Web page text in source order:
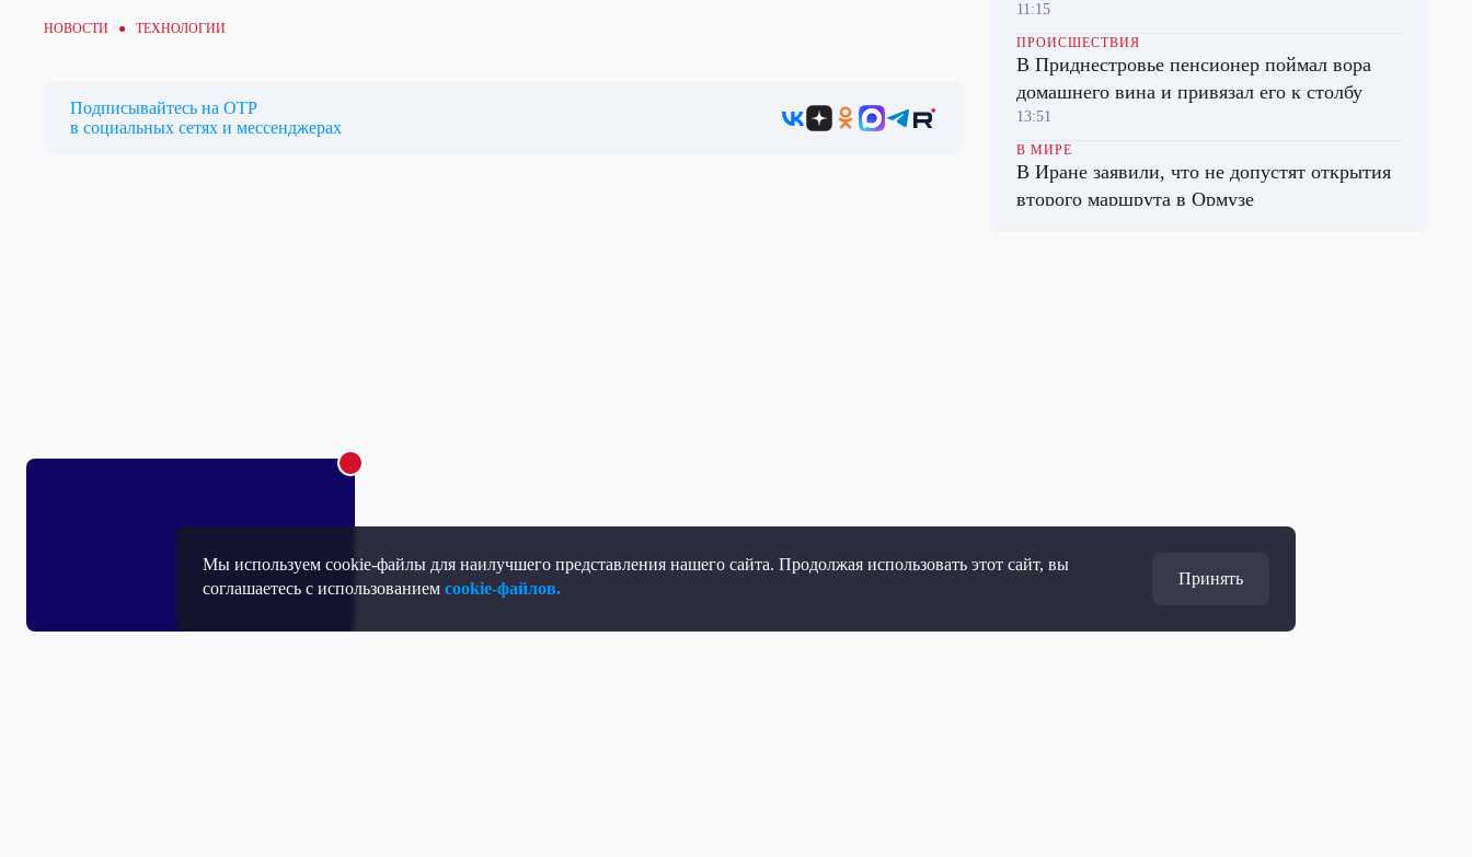
Мы используем cookie-файлы для наилучшего представления нашего сайта. Продолжая использовать этот сайт, вы
соглашаетесь с использованиемcookie-файлов.
Принять
НОВОСТИ ● ТЕХНОЛОГИИ
Подписывайтесь на ОТР
в социальных сетях и мессенджерах
11:15
ПРОИСШЕСТВИЯ
В Приднестровье пенсионер поймал вора
домашнего вина и привязал его к столбу
13:51
В МИРЕ
В Иране заявили, что не допустят открытия
второго маршрута в Ормузе